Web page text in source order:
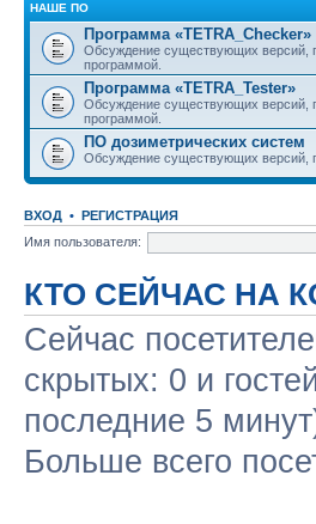
НАШЕ ПО
Программа «TETRA_Checker»
Обсуждение существующих версий,
программой.
Программа «TETRA_Tester»
Обсуждение существующих версий,
программой.
ПО дозиметрических систем
Обсуждение существующих версий,
ВХОД • РЕГИСТРАЦИЯ
Имя пользователя:
КТО СЕЙЧАС НА
Сейчас
скрытых: 0 и
последние 5
Больше всего